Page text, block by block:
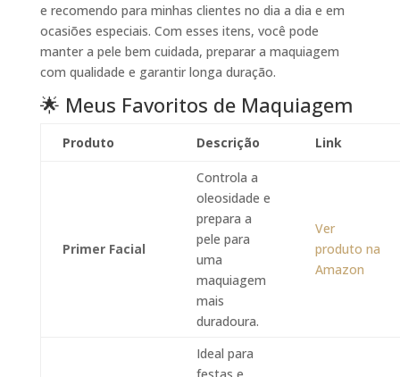
e recomendo para minhas clientes no dia a dia e em
ocasiões especiais. Com esses itens, você pode
manter a pele bem cuidada, preparar a maquiagem
com qualidade e garantir longa duração.
🌟 Meus Favoritos de Maquiagem
Produto Descrição Link
Primer Facial
Controla a
oleosidade e
prepara a
pele para
uma
maquiagem
mais
duradoura.
Ver
produto na
Amazon
Ideal para